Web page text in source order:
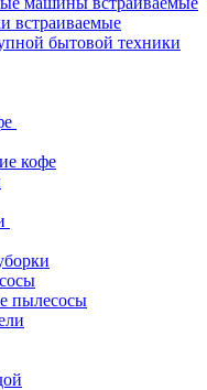
встраиваемые
бытовой техники
кофе
пылесосы